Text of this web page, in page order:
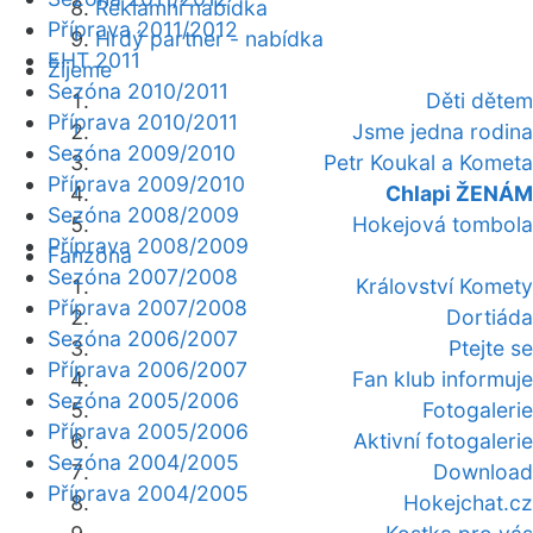
Reklamní nabídka
Hrdý partner - nabídka
Žijeme
Děti dětem
Jsme jedna rodina
Petr Koukal a Kometa
Chlapi ŽENÁM
Hokejová tombola
Fanzóna
Království Komety
Dortiáda
Ptejte se
Fan klub informuje
Fotogalerie
Aktivní fotogalerie
Download
Hokejchat.cz
Příprava 2011/2012
EHT 2011
Sezóna 2010/2011
Příprava 2010/2011
Sezóna 2009/2010
Příprava 2009/2010
Sezóna 2008/2009
Příprava 2008/2009
Sezóna 2007/2008
Příprava 2007/2008
Sezóna 2006/2007
Příprava 2006/2007
Sezóna 2005/2006
Příprava 2005/2006
Sezóna 2004/2005
Příprava 2004/2005